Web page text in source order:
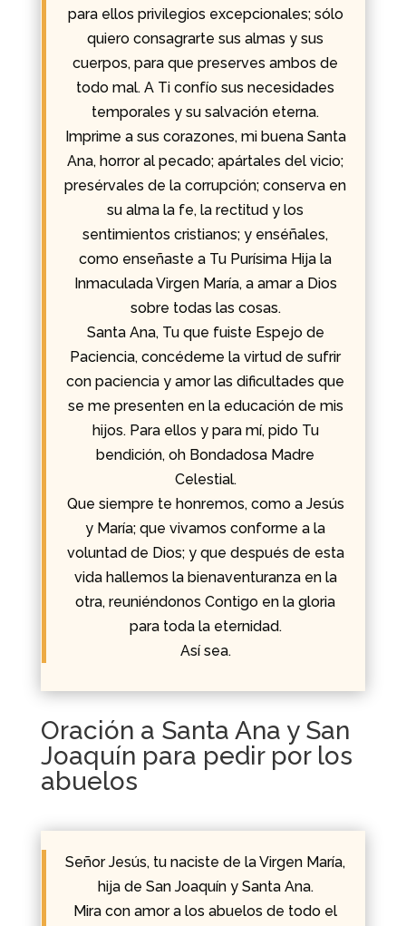
para ellos privilegios excepcionales; sólo
quiero consagrarte sus almas y sus
cuerpos, para que preserves ambos de
todo mal. A Ti confío sus necesidades
temporales y su salvación eterna.
Imprime a sus corazones, mi buena Santa
Ana, horror al pecado; apártales del vicio;
presérvales de la corrupción; conserva en
su alma la fe, la rectitud y los
sentimientos cristianos; y enséñales,
como enseñaste a Tu Purísima Hija la
Inmaculada Virgen María, a amar a Dios
sobre todas las cosas.
Santa Ana, Tu que fuiste Espejo de
Paciencia, concédeme la virtud de sufrir
con paciencia y amor las dificultades que
se me presenten en la educación de mis
hijos. Para ellos y para mí, pido Tu
bendición, oh Bondadosa Madre
Celestial.
Que siempre te honremos, como a Jesús
y María; que vivamos conforme a la
voluntad de Dios; y que después de esta
vida hallemos la bienaventuranza en la
otra, reuniéndonos Contigo en la gloria
para toda la eternidad.
Así sea.
Oración a Santa Ana y San
Joaquín para pedir por los
abuelos
Señor Jesús, tu naciste de la Virgen María,
hija de San Joaquín y Santa Ana.
Mira con amor a los abuelos de todo el